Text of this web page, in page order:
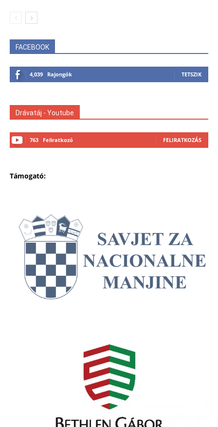
FACEBOOK
4,039 Rajongók TETSZIK
Drávatáj - Youtube
763 Feliratkozó FELIRATKOZÁS
Támogató: